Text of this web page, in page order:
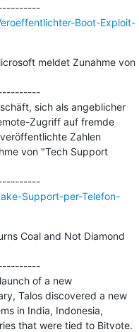
---------------------------------------------
Boot-Exploit-
meldet Zunahme von
sich als angeblicher
Zugriff auf fremde
Zahlen
von "Tech Support
---------------------------------------------
Support-per-Telefon-
Coal and Not Diamond
of a new
Talos discovered a new
in India, Indonesia,
that were tied to Bitvote.